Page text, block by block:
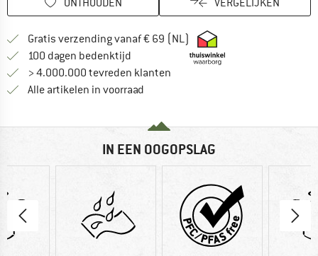
Gratis verzending vanaf € 69 (NL) Vind hier de
100 dagen bedenktijd Vind de betalingsinformatie hier!
> 4.000.000 tevreden klanten
Alle artikelen in voorraad
IN EEN OOGOPSLAG